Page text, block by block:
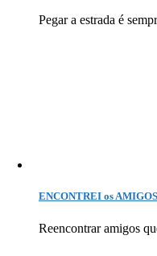
Pegar a estrada é
ENCONTREI os
Reencontrar amigos